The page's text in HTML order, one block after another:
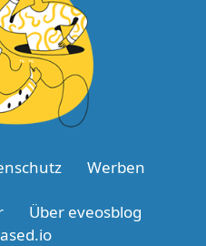
Werben
Über eveosblog